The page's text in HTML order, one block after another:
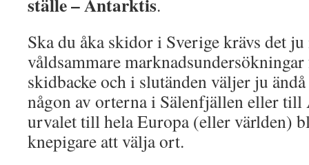
.
Ska du åka skidor i Sverige krävs det
våldsammare
skidbacke och i slutänden väljer ju
någon av orterna i Sälenfjällen eller till
urvalet till hela Europa (eller världen)
knepigare att välja ort.